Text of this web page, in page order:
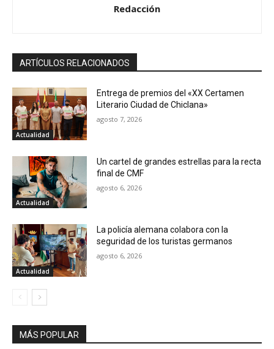
Redacción
ARTÍCULOS RELACIONADOS
Actualidad
Entrega de premios del «XX Certamen
Literario Ciudad de Chiclana»
agosto 7, 2026
Actualidad
Un cartel de grandes estrellas para la recta
final de CMF
agosto 6, 2026
Actualidad
La policía alemana colabora con la
seguridad de los turistas germanos
agosto 6, 2026
MÁS POPULAR